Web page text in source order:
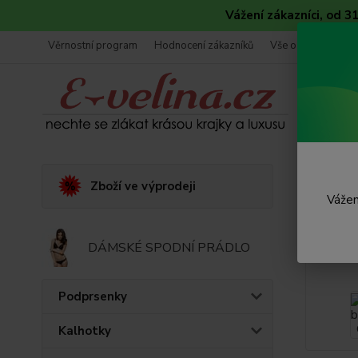
Vážení zákazníci, od
Věrnostní program Hodnocení zákazníků Vše o nákupu
Zboží ve výprodeji
DÁMSKÉ SPODNÍ PRÁDLO
Podprsenky
Kalhotky